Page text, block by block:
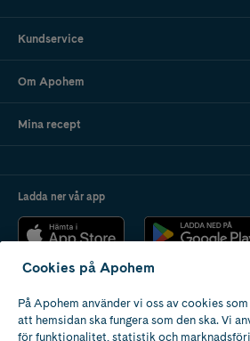
Kundservice
Om Apohem
Mina recept
Ladda ner vår app
Apotek med tillstånd
av Läkemedelsverket
Cookies på Apohem
På Apohem använder vi oss av cookies
att hemsidan ska fungera som den ska. Vi
för funktionalitet, statistik och